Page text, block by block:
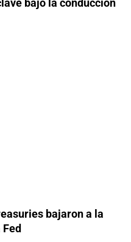
bajo la conducción
bajaron a la
Fed